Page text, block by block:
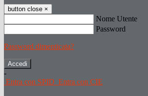
button close ×
Nome Utente
Password
Password dimenticata?
-
Entra con SPID Entra con CIE